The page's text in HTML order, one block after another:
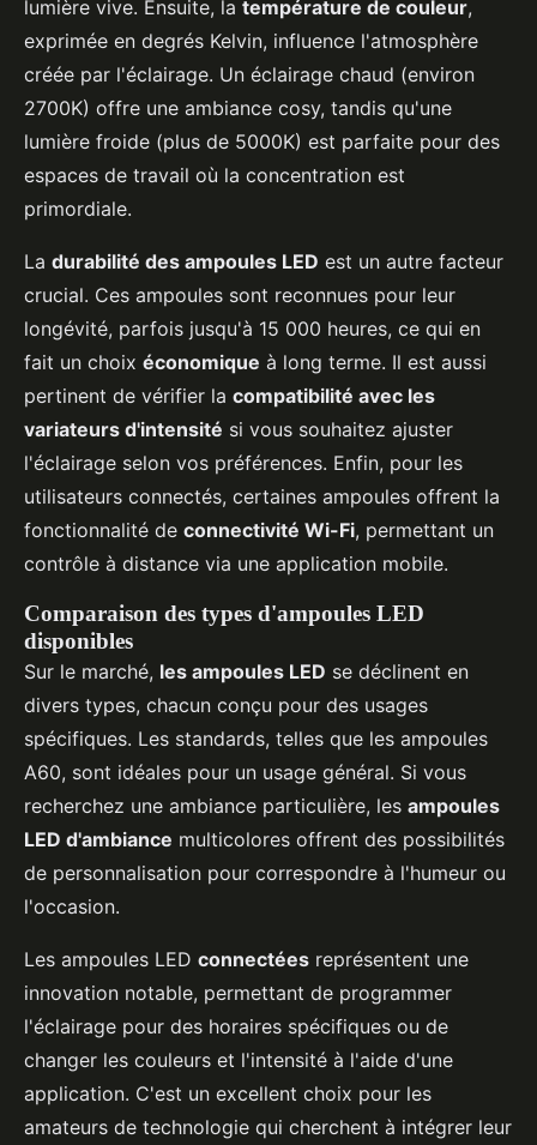
lumière vive. Ensuite, la température de couleur,
exprimée en degrés Kelvin, influence l'atmosphère
créée par l'éclairage. Un éclairage chaud (environ
2700K) offre une ambiance cosy, tandis qu'une
lumière froide (plus de 5000K) est parfaite pour des
espaces de travail où la concentration est
primordiale.
La durabilité des ampoules LED est un autre facteur
crucial. Ces ampoules sont reconnues pour leur
longévité, parfois jusqu'à 15 000 heures, ce qui en
fait un choix économique à long terme. Il est aussi
pertinent de vérifier la compatibilité avec les
variateurs d'intensité si vous souhaitez ajuster
l'éclairage selon vos préférences. Enfin, pour les
utilisateurs connectés, certaines ampoules offrent la
fonctionnalité de connectivité Wi-Fi, permettant un
contrôle à distance via une application mobile.
Comparaison des types d'ampoules LED
disponibles
Sur le marché, les ampoules LED se déclinent en
divers types, chacun conçu pour des usages
spécifiques. Les standards, telles que les ampoules
A60, sont idéales pour un usage général. Si vous
recherchez une ambiance particulière, les ampoules
LED d'ambiance multicolores offrent des possibilités
de personnalisation pour correspondre à l'humeur ou
l'occasion.
Les ampoules LED connectées représentent une
innovation notable, permettant de programmer
l'éclairage pour des horaires spécifiques ou de
changer les couleurs et l'intensité à l'aide d'une
application. C'est un excellent choix pour les
amateurs de technologie qui cherchent à intégrer leur